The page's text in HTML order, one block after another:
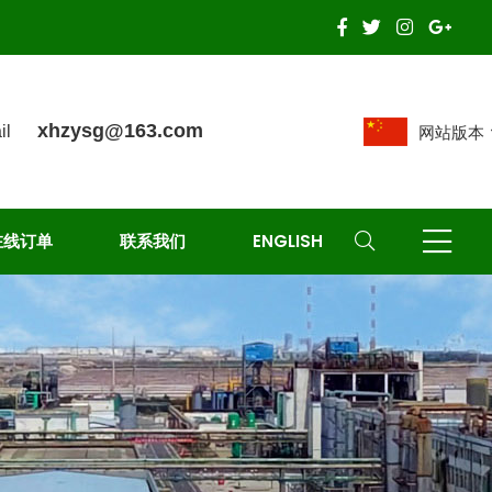
xhzysg@163.com 网站版本
订单 联系我们 ENGLISH